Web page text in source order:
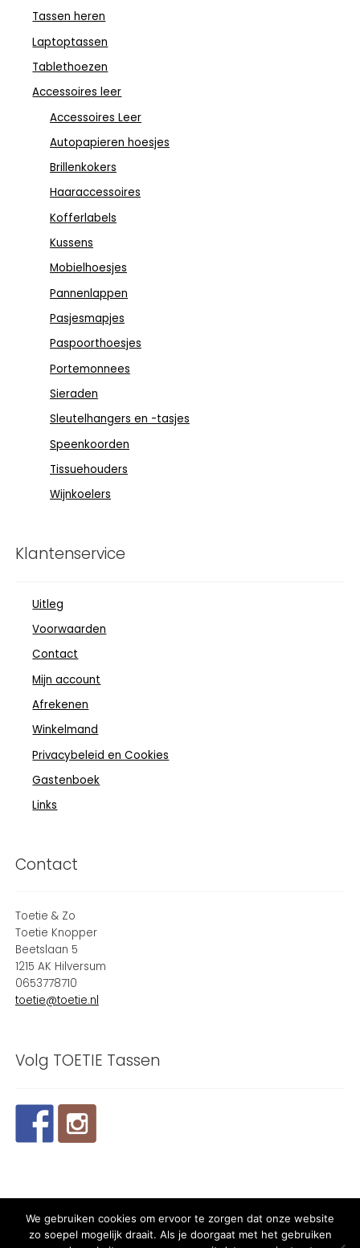
Tassen heren
Laptoptassen
Tablethoezen
Accessoires leer
Accessoires Leer
Autopapieren hoesjes
Brillenkokers
Haaraccessoires
Kofferlabels
Kussens
Mobielhoesjes
Pannenlappen
Pasjesmapjes
Paspoorthoesjes
Portemonnees
Sieraden
Sleutelhangers en -tasjes
Speenkoorden
Tissuehouders
Wijnkoelers
Klantenservice
Uitleg
Voorwaarden
Contact
Mijn account
Afrekenen
Winkelmand
Privacybeleid en Cookies
Gastenboek
Links
Contact
Toetie & Zo
Toetie Knopper
Beetslaan 5
1215 AK Hilversum
0653778710
toetie@toetie.nl
Volg TOETIE Tassen
© 2024 TOETIE Tassen - Powered and maintained by
We gebruiken cookies om ervoor te zorgen dat onze website
zo soepel mogelijk draait. Als je doorgaat met het gebruiken